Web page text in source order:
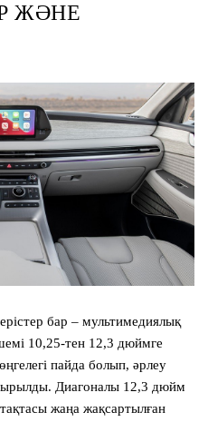
ЖӘНЕ
бар – мультимедиялық
10,25-тен 12,3 дюймге
пайда болып, әрлеу
Диагоналы 12,3 дюйм
жаңа жақсартылған